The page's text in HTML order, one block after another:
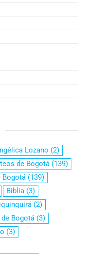
Lozano (2)
de Bogotá (139)
Bogotá (139)
Biblia (3)
(2)
Bogotá (3)
(3)